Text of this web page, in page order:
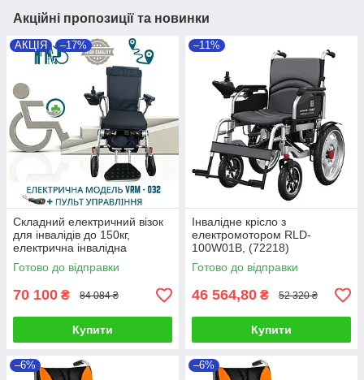
Акційні пропозиції та новинки
АКЦІЯ –17%
Складний електричний візок
для інвалідів до 150кг,
електрична інвалідна
коляска, крісло колісне
електро
Готово до відправки
70 100 ₴ 84 084 ₴
Купити
–11%
Інвалідне крісло з
електромотором RLD-
100W01B, (72218)
Готово до відправки
46 564,80 ₴ 52 320 ₴
Купити
–6% –6%